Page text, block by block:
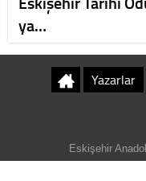
ya…
Yazarlar
Eskişehir